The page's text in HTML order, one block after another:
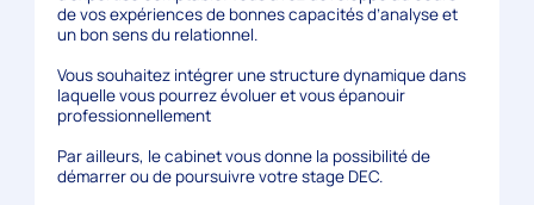
de vos expériences de bonnes capacités d’analyse et
un bon sens du relationnel.
Vous souhaitez intégrer une structure dynamique dans
laquelle vous pourrez évoluer et vous épanouir
professionnellement
Par ailleurs, le cabinet vous donne la possibilité de
démarrer ou de poursuivre votre stage DEC.